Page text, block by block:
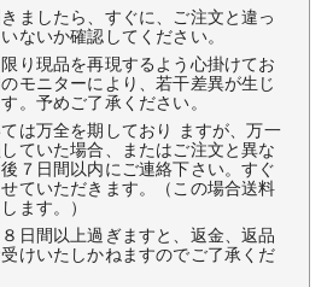
ましたら、すぐに、ご注文と違っ
ないか確認してください。
り現品を再現するよう心掛けてお
モニターにより、若干差異が生じ
。予めご了承ください。
は万全を期しており ますが、万一
ていた場合、またはご注文と異な
７日間以内にご連絡下さい。すぐ
ていただきます。（この場合送料
ます。）
日間以上過ぎますと、返金、返品
けいたしかねますのでご了承くだ